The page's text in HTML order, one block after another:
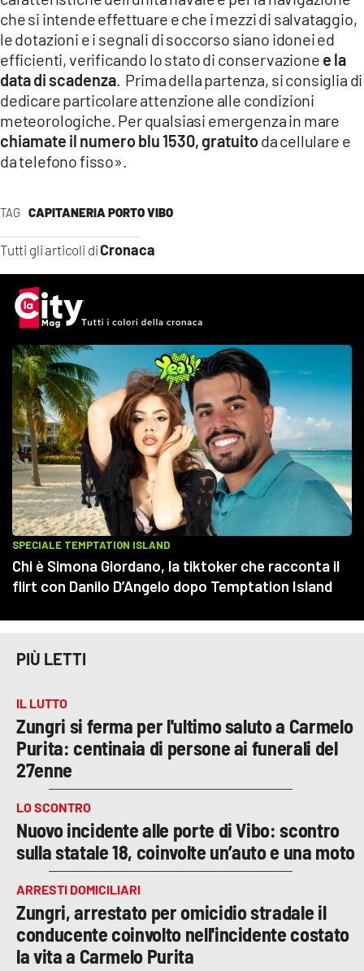
TAG CAPITANERIA PORTO VIBO
Tutti gli articoli diCronaca
che si intende effettuare e che i mezzi di salvataggio,
le dotazioni e i segnali di soccorso siano idonei ed
efficienti, verificando lo stato di conservazione e la
data di scadenza . Prima della partenza, si consiglia di
dedicare particolare attenzione alle condizioni
meteorologiche. Per qualsiasi emergenza in mare
chiamate il numero blu 1530, gratuitoda cellulare e
da telefono fisso».
PIÙ LETTI
IL LUTTO
Zungri si ferma per l'ultimo saluto a Carmelo
Purita: centinaia di persone ai funerali del
27enne
LO SCONTRO
Nuovo incidente alle porte di Vibo: scontro
sulla statale 18, coinvolte un’auto e una moto
ARRESTI DOMICILIARI
Zungri, arrestato per omicidio stradale il
conducente coinvolto nell'incidente costato
la vita a Carmelo Purita